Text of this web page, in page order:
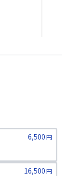
6,500円
16,500円